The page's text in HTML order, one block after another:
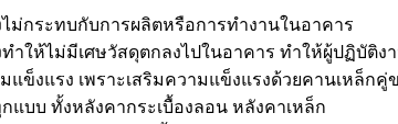
ม่กระทบกับการผลิตหรือการทำงานในอาคาร
ทำให้ไม่มีเศษวัสดุตกลงไปในอาคาร ทำให้ผู้ปฏิบัติง
ข็งแรง เพราะเสริมความแข็งแรงด้วยคานเหล็กคู่ข
แบบ ทั้งหลังคากระเบื้องลอน หลังคาเหล็ก